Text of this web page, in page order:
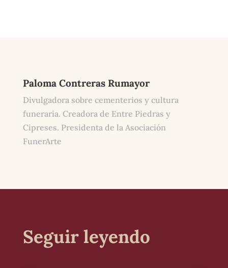
Paloma Contreras Rumayor
Divulgadora sobre cementerios y cultura
funeraria. Creadora de Entre Piedras y
Cipreses. Presidenta de la Asociación
FunerArte
Seguir leyendo